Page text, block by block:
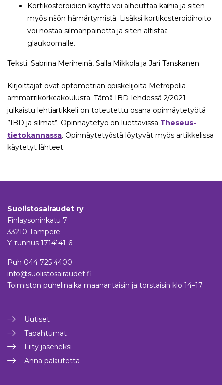
Kortikosteroidien käyttö voi aiheuttaa kaihia ja siten
myös näön hämärtymistä. Lisäksi kortikosteroidihoito
voi nostaa silmänpainetta ja siten altistaa
glaukoomalle.
Teksti: Sabrina Meriheinä, Salla Mikkola ja Jari Tanskanen
Kirjoittajat ovat optometrian opiskelijoita Metropolia
ammattikorkeakoulusta. Tämä IBD-lehdessä 2/2021
julkaistu lehtiartikkeli on toteutettu osana opinnäytetyötä
”IBD ja silmät”. Opinnäytetyö on luettavissa Theseus-
tietokannassa. Opinnäytetyöstä löytyvät myös artikkelissa
käytetyt lähteet.
Suolistosairaudet ry
Finlaysoninkatu 7
33210 Tampere
Y-tunnus 1714141-6
Puh 044 725 4400
info@suolistosairaudet.fi
Toimiston puhelinaika maanantaisin ja torstaisin klo 14–17.
Uutiset
Tapahtumat
Liity jäseneksi
Anna palautetta